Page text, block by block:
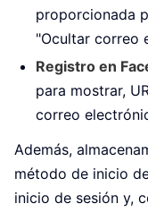
proporcionada
"Ocultar correo
Registro en
para mostrar,
correo
Además,
método de inicio
inicio de sesión y,